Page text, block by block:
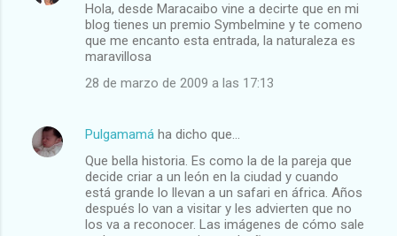
Hola, desde Maracaibo vine a decirte que en mi
blog tienes un premio Symbelmine y te comeno
que me encanto esta entrada, la naturaleza es
maravillosa
28 de marzo de 2009 a las 17:13
Pulgamamá ha dicho que…
Que bella historia. Es como la de la pareja que
decide criar a un león en la ciudad y cuando
está grande lo llevan a un safari en áfrica. Años
después lo van a visitar y les advierten que no
los va a reconocer. Las imágenes de cómo sale